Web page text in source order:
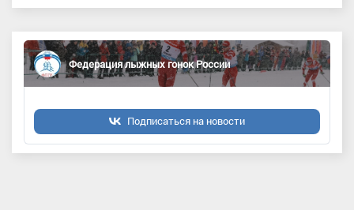
Федерация лыжных гонок России
Подписаться на новости